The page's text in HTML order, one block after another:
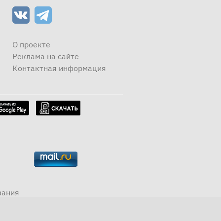
О проекте
Реклама на сайте
Контактная информация